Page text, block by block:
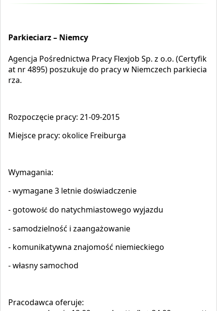
Parkieciarz – Niemcy
Agencja Pośrednictwa Pracy Flexjob Sp. z o.o. (Certyfik
at nr 4895) poszukuje do pracy w Niemczech parkiecia
rza.
Rozpoczęcie pracy: 21-09-2015
Miejsce pracy: okolice Freiburga
Wymagania:
- wymagane 3 letnie doświadczenie
- gotowość do natychmiastowego wyjazdu
- samodzielność i zaangażowanie
- komunikatywna znajomość niemieckiego
- własny samochod
Pracodawca oferuje: